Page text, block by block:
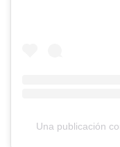
Una publicación